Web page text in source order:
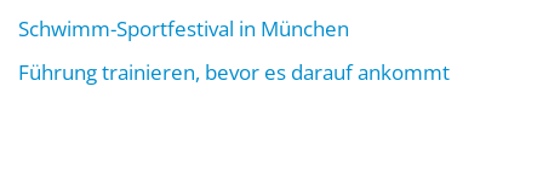
Schwimm-Sportfestival in München
Führung trainieren, bevor es darauf ankommt